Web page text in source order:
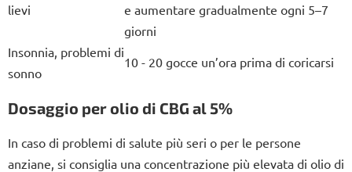
lievi
e aumentare gradualmente ogni 5–7
giorni
Insonnia, problemi di
sonno
10 - 20 gocce un’ora prima di coricarsi
Dosaggio per olio di CBG al 5%
In caso di problemi di salute più seri o per le persone
anziane, si consiglia una concentrazione più elevata di olio di